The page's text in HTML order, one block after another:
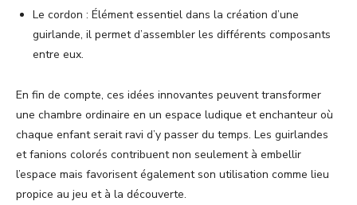
Le cordon : Élément essentiel dans la création d’une
guirlande, il permet d’assembler les différents composants
entre eux.
En fin de compte, ces idées innovantes peuvent transformer
une chambre ordinaire en un espace ludique et enchanteur où
chaque enfant serait ravi d’y passer du temps. Les guirlandes
et fanions colorés contribuent non seulement à embellir
l’espace mais favorisent également son utilisation comme lieu
propice au jeu et à la découverte.